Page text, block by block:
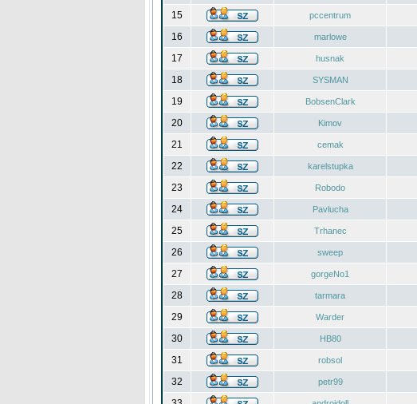
15
pccentrum
16
marlowe
17
husnak
18
SYSMAN
19
BobsenClark
20
Kimov
21
cemak
22
karelstupka
23
Robodo
24
Pavlucha
25
Trhanec
26
sweep
27
gorgeNo1
28
tarmara
29
Warder
30
HB80
31
robsol
32
petr99